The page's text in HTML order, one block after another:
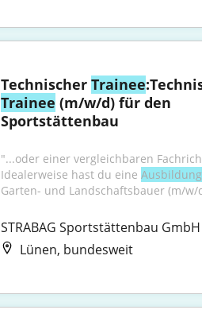
Technischer Trainee
Trainee (m/w/d) für den
Sportstättenbau
"...oder einer vergleichbaren
Idealerweise hast du eine Ausbildung
Garten- und Landschaftsbauer (m/w/
STRABAG Sportstättenbau GmbH
Lünen, bundesweit